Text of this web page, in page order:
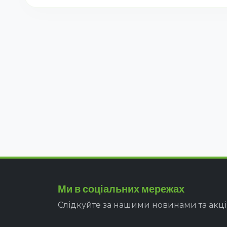
Ми в соціальних мережах
Слідкуйте за нашими новинами та